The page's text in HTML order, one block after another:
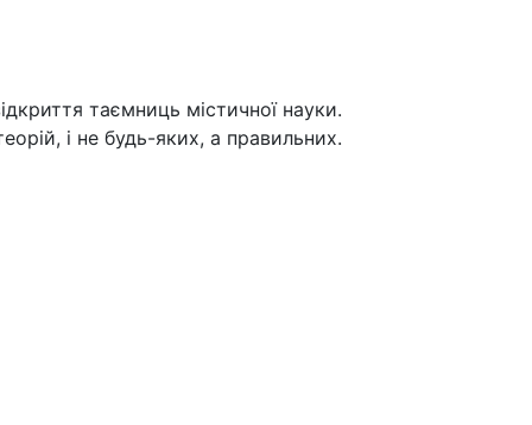
таємниць містичної науки.
і не будь-яких, а правильних.